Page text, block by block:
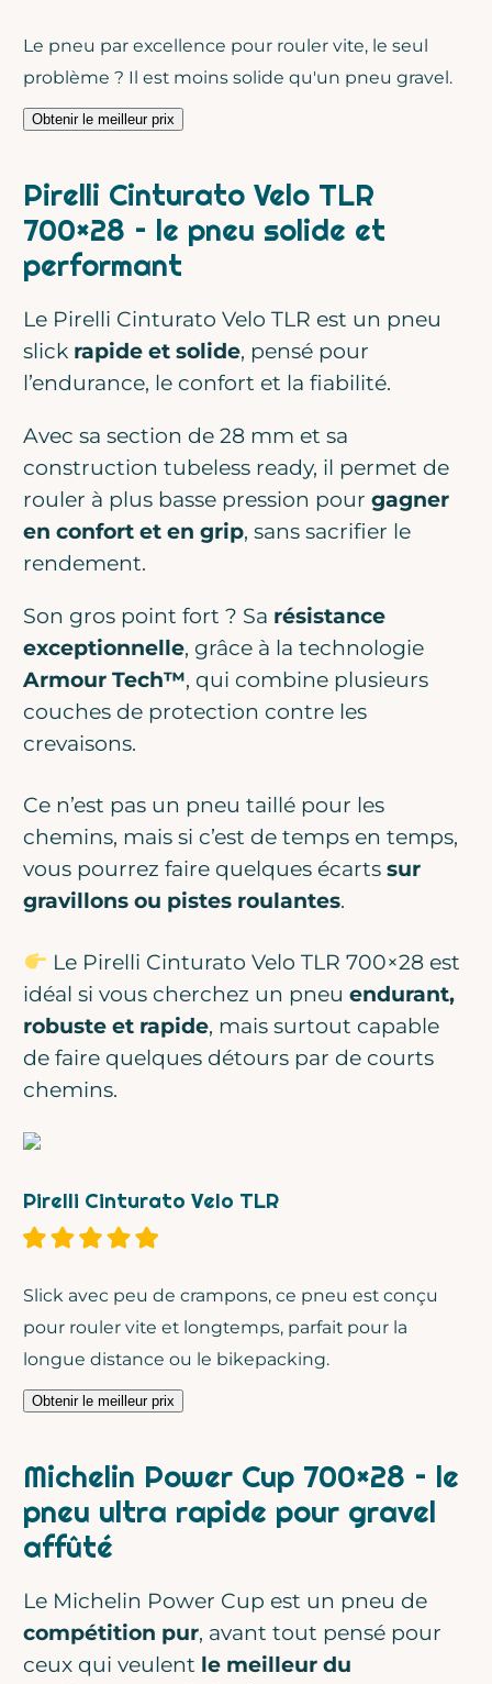
Le pneu par excellence pour rouler vite, le seul
problème ? Il est moins solide qu'un pneu gravel.
Obtenir le meilleur prix
Pirelli Cinturato Velo TLR
700×28 – le pneu solide et
performant
Le Pirelli Cinturato Velo TLR est un pneu
slick rapide et solide, pensé pour
l’endurance, le confort et la fiabilité.
Avec sa section de 28 mm et sa
construction tubeless ready, il permet de
rouler à plus basse pression pourgagner
en confort et en grip, sans sacrifier le
rendement.
Son gros point fort ? Sa résistance
exceptionnelle, grâce à la technologie
Armour Tech™, qui combine plusieurs
couches de protection contre les
crevaisons.
Ce n’est pas un pneu taillé pour les
chemins, mais si c’est de temps en temps,
vous pourrez faire quelques écartssur
gravillons ou pistes roulantes.
Le Pirelli Cinturato Velo TLR 700×28 est
idéal si vous cherchez un pneuendurant,
robuste et rapide, mais surtout capable
de faire quelques détours par de courts
chemins.
Pirelli Cinturato Velo TLR
Slick avec peu de crampons, ce pneu est conçu
pour rouler vite et longtemps, parfait pour la
longue distance ou le bikepacking.
Obtenir le meilleur prix
Michelin Power Cup 700×28 – le
pneu ultra rapide pour gravel
affûté
Le Michelin Power Cup est un pneu de
compétition pur, avant tout pensé pour
ceux qui veulent le meilleur du